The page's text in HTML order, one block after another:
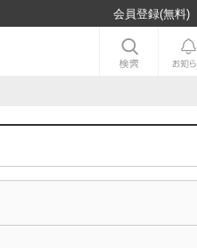
会員登録(無料)